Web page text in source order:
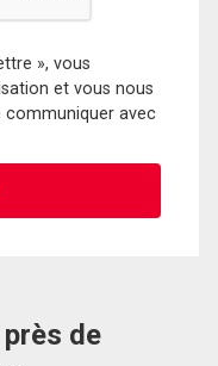
», vous
et vous nous
avec
de